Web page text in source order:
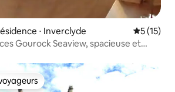
⋅ Inverclyde
5 (15)
Gourock Seaview, spacieuse et
les plus appréciés